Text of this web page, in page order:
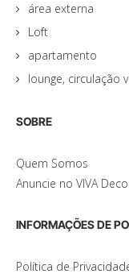
área externa
Loft
apartamento
lounge, circulação
SOBRE
Quem Somos
Anuncie no VIVA
INFORMAÇÕES DE
Política de